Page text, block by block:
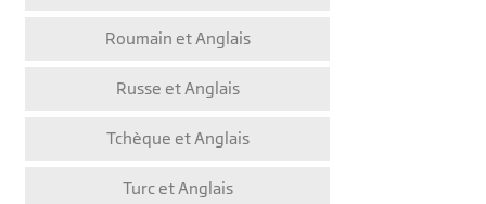
Roumain et Anglais
Russe et Anglais
Tchèque et Anglais
Turc et Anglais